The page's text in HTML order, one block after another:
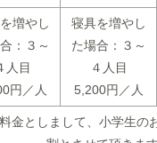
増やし
：３～
人目
円／人
寝具を増やし
た場合：３～
４人目
5,200円／人
金としまして、小学生の